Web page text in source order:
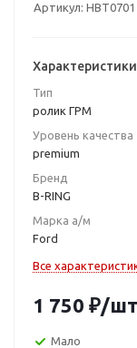
Артикул: HBT0701
Характеристики
Тип
ролик ГРМ
Уровень качества
premium
Бренд
B-RING
Марка а/м
Ford
Все
1 750 ₽/шт
Мало